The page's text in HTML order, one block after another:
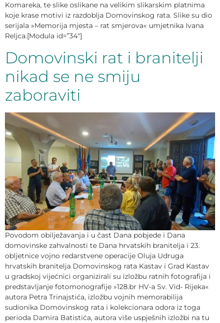
Komareka, te slike oslikane na velikim slikarskim platnima
koje krase motivi iz razdoblja Domovinskog rata. Slike su dio
serijala »Memorija mjesta – rat smjerova« umjetnika Ivana
Reljca.[Modula id=”34″]
Domovinski rat i branitelji
nikad se ne smiju
zaboraviti
Povodom obilježavanja i u čast Dana pobjede i Dana
domovinske zahvalnosti te Dana hrvatskih branitelja i 23.
obljetnice vojno redarstvene operacije Oluja Udruga
hrvatskih branitelja Domovinskog rata Kastav i Grad Kastav
u gradskoj vijećnici organizirali su izložbu ratnih fotografija i
predstavljanje fotomonografije »128.br HV-a Sv. Vid- Rijeka«
autora Petra Trinajstića, izložbu vojnih memorabilija
sudionika Domovinskog rata i kolekcionara odora iz toga
perioda Damira Batistića, autora više uspješnih izložbi na tu